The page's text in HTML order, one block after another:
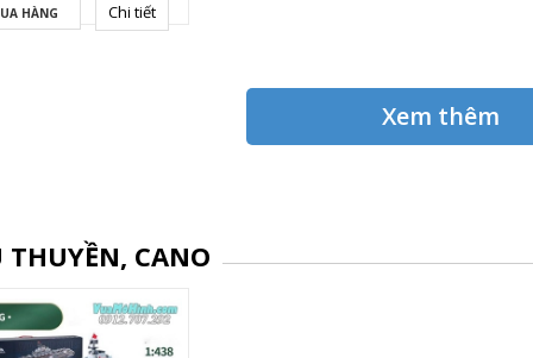
HÀNG Chi tiết
Xem thêm
THUYỀN, CANO